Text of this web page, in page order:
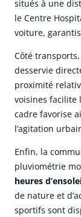
situés à une
le Centre
voiture,
Côté
desservie
proximité
voisines facilite
cadre favorise
l’agitation
Enfin, la
pluviométrie
heures
de nature et
sportifs sont